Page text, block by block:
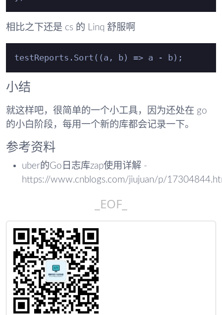
相比之下还是 cs 的 Linq 舒服啊
小结
就这样吧，很简单的一个小工具，因为还处在 go
的小白阶段，每用一个新的库都会记录一下。
参考资料
uber的Go日志库zap使用详解 -
https://www.cnblogs.com/jiujuan/p/
_EOF_